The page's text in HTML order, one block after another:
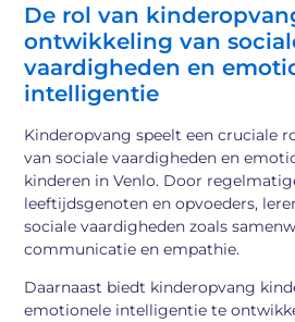
De rol van
ontwikkeling van
vaardigheden en
intelligentie
Kinderopvang speelt een cruciale
van sociale vaardigheden en
kinderen in Venlo. Door
leeftijdsgenoten en opvoeders,
sociale vaardigheden zoals
communicatie en empathie.
Daarnaast biedt kinderopvang
emotionele intelligentie te